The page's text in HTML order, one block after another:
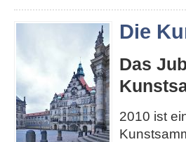
Die
Das
2010 ist